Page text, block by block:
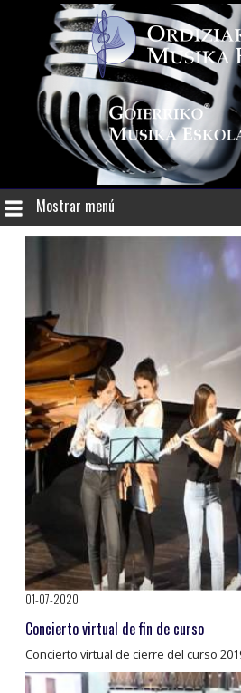
Mostrar menú
01-07-2020
Concierto virtual de fin de curso
Concierto virtual de cierre del curso